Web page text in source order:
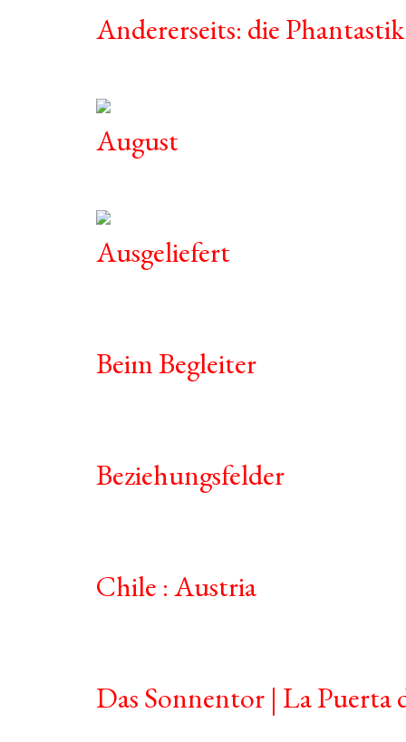
Andererseits: die Phantastik
August
Ausgeliefert
Beim Begleiter
Beziehungsfelder
Chile : Austria
Das Sonnentor | La Puerta